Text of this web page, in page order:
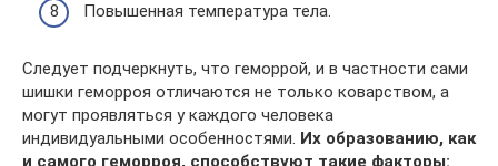
Повышенная температура тела.
Следует подчеркнуть, что геморрой, и в частности сами
шишки геморроя отличаются не только коварством, а
могут проявляться у каждого человека
индивидуальными особенностями. Их образованию, как
и самого геморроя, способствуют такие факторы: